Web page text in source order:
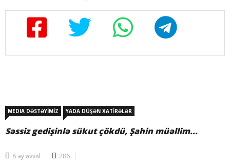
MEDIA DƏSTƏYİMİZ YADA DÜŞƏN XATİRƏLƏR
Səssiz gedişinlə sükut çökdü, Şahin müəllim...
8 ay əvvəl 286